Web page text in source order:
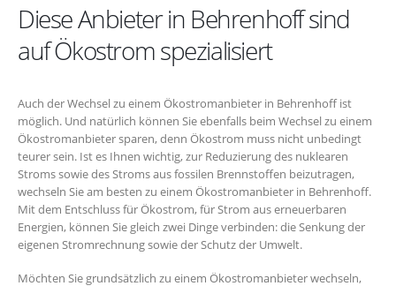
Diese Anbieter in Behrenhoff sind
auf Ökostrom spezialisiert
Auch der Wechsel zu einem Ökostromanbieter in Behrenhoff ist
möglich. Und natürlich können Sie ebenfalls beim Wechsel zu einem
Ökostromanbieter sparen, denn Ökostrom muss nicht unbedingt
teurer sein. Ist es Ihnen wichtig, zur Reduzierung des nuklearen
Stroms sowie des Stroms aus fossilen Brennstoffen beizutragen,
wechseln Sie am besten zu einem Ökostromanbieter in Behrenhoff.
Mit dem Entschluss für Ökostrom, für Strom aus erneuerbaren
Energien, können Sie gleich zwei Dinge verbinden: die Senkung der
eigenen Stromrechnung sowie der Schutz der Umwelt.
Möchten Sie grundsätzlich zu einem Ökostromanbieter wechseln,